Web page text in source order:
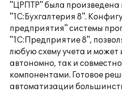
"ЦРПТР" была произведена
"1С:Бухгалтерия 8".
предприятия" системы
"1С:Предприятие 8",
любую схему учета и может
автономно, так и
компонентами. Готовое
автоматизации